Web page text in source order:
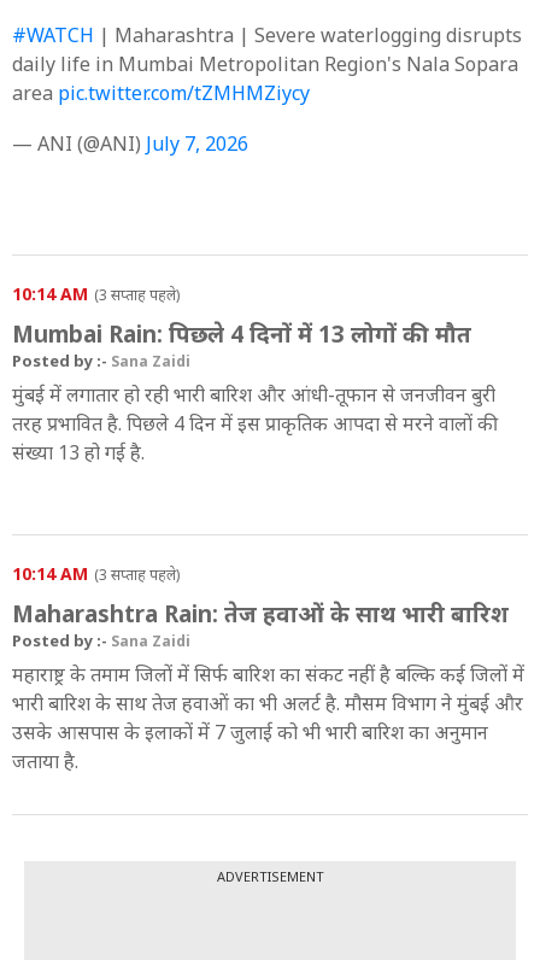
#WATCH | Maharashtra | Severe waterlogging disrupts
daily life in Mumbai Metropolitan Region's Nala Sopara
area pic.twitter.com/tZMHMZiycy
— ANI (@ANI) July 7, 2026
10:14 AM (3 सप्ताह पहले)
Mumbai Rain: पिछले 4 दिनों में 13 लोगों की मौत
Posted by :- Sana Zaidi
मुंबई में लगातार हो रही भारी बारिश और आंधी-तूफान से जनजीवन बुरी
तरह प्रभावित है. पिछले 4 दिन में इस प्राकृतिक आपदा से मरने वालों की
संख्या 13 हो गई है.
10:14 AM (3 सप्ताह पहले)
Maharashtra Rain: तेज हवाओं के साथ भारी बारिश
Posted by :- Sana Zaidi
महाराष्ट्र के तमाम जिलों में सिर्फ बारिश का संकट नहीं है बल्कि कई जिलों में
भारी बारिश के साथ तेज हवाओं का भी अलर्ट है. मौसम विभाग ने मुंबई और
उसके आसपास के इलाकों में 7 जुलाई को भी भारी बारिश का अनुमान
जताया है.
ADVERTISEMENT